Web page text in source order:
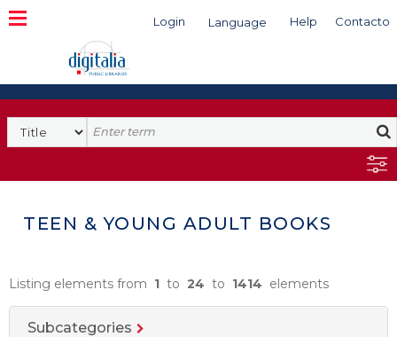
Login Language Help Contacto
Search
TEEN & YOUNG ADULT BOOKS
Listing elements from 1 to 24 to 1414 elements
Subcategories